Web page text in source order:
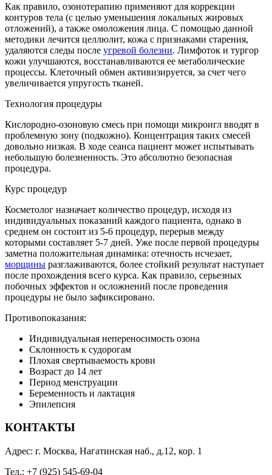
Как правило, озонотерапию применяют для коррекции
контуров тела (с целью уменьшения локальных жировых
отложений), а также омоложения лица. С помощью данной
методики лечится целлюлит, кожа с признаками старения,
удаляются следы после угревой болезни. Лимфоток и тургор
кожи улучшаются, восстанавливаются ее метаболические
процессы. Клеточный обмен активизируется, за счет чего
увеличивается упругость тканей.
Технология процедуры
Кислородно-озоновую смесь при помощи микроигл вводят в
проблемную зону (подкожно). Концентрация таких смесей
довольно низкая. В ходе сеанса пациент может испытывать
небольшую болезненность. Это абсолютно безопасная
процедура.
Курс процедур
Косметолог назначает количество процедур, исходя из
индивидуальных показаний каждого пациента, однако в
среднем он состоит из 5-6 процедур, перерыв между
которыми составляет 5-7 дней. Уже после первой процедуры
заметна положительная динамика: отечность исчезает,
морщины разглаживаются, более стойкий результат наступает
после прохождения всего курса. Как правило, серьезных
побочных эффектов и осложнений после проведения
процедуры не было зафиксировано.
Противопоказания:
Индивидуальная непереносимость озона
Склонность к судорогам
Плохая свертываемость крови
Возраст до 14 лет
Период менструации
Беременность и лактация
Эпилепсия
КОНТАКТЫ
Адрес: г. Москва, Нагатинская наб., д.12, кор. 1
Тел.: +7 (925) 545-69-04